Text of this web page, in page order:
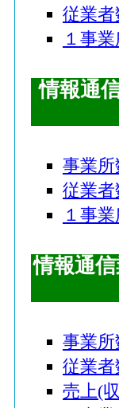
従業者
１事
情報通
事業所
従業者
１事
情報通
事業所
従業者
売上(